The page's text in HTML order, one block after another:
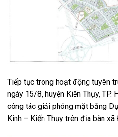
Tiếp tục trong hoạt động tuyên
ngày 15/8, huyện Kiến Thụy, TP.
công tác giải phóng mặt bằng
Kinh – Kiến Thụy trên địa bàn